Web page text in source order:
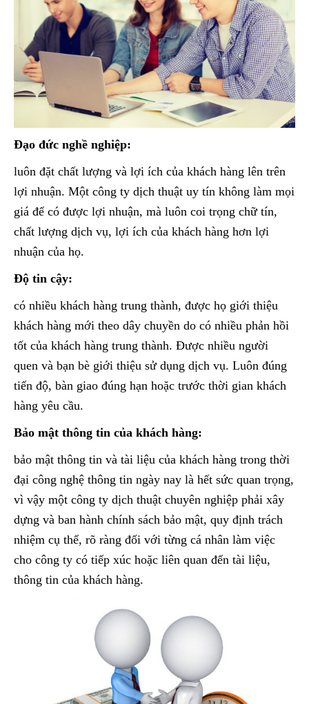
Đạo đức nghề nghiệp:
luôn đặt chất lượng và lợi ích của khách hàng lên trên
lợi nhuận. Một công ty dịch thuật uy tín không làm mọi
giá để có được lợi nhuận, mà luôn coi trọng chữ tín,
chất lượng dịch vụ, lợi ích của khách hàng hơn lợi
nhuận của họ.
Độ tin cậy:
có nhiều khách hàng trung thành, được họ giới thiệu
khách hàng mới theo dây chuyền do có nhiều phản hồi
tốt của khách hàng trung thành. Được nhiều người
quen và bạn bè giới thiệu sử dụng dịch vụ. Luôn đúng
tiến độ, bàn giao đúng hạn hoặc trước thời gian khách
hàng yêu cầu.
Bảo mật thông tin của khách hàng:
bảo mật thông tin và tài liệu của khách hàng trong thời
đại công nghệ thông tin ngày nay là hết sức quan trọng,
vì vậy một công ty dịch thuật chuyên nghiệp phải xây
dựng và ban hành chính sách bảo mật, quy định trách
nhiệm cụ thể, rõ ràng đối với từng cá nhân làm việc
cho công ty có tiếp xúc hoặc liên quan đến tài liệu,
thông tin của khách hàng.